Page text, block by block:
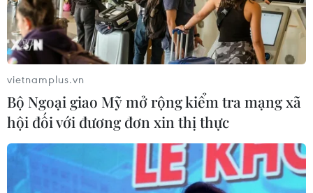
vietnamplus.vn
Bộ Ngoại giao Mỹ mở rộng kiểm tra mạng xã
hội đối với đương đơn xin thị thực